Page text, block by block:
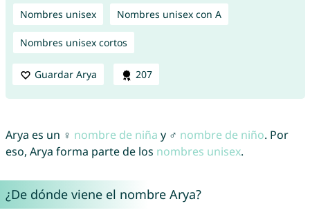
Nombres unisex Nombres unisex con A
Nombres unisex cortos
Guardar Arya 207
Arya es un ♀ nombre de niña y ♂ nombre de niño. Por
eso, Arya forma parte de los nombres unisex.
¿De dónde viene el nombre Arya?